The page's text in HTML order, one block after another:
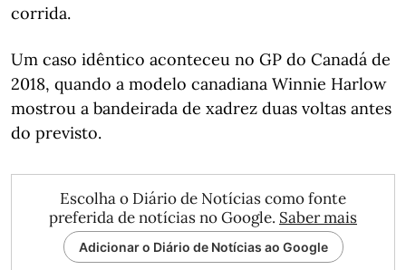
corrida.
Um caso idêntico aconteceu no GP do Canadá de
2018, quando a modelo canadiana Winnie Harlow
mostrou a bandeirada de xadrez duas voltas antes
do previsto.
Escolha o Diário de Notícias como fonte
preferida de notícias no Google. Saber mais
Adicionar o Diário de Notícias ao Google